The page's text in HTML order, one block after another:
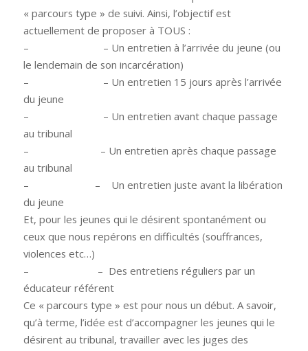
« parcours type » de suivi. Ainsi, l’objectif est
actuellement de proposer à TOUS :
– – Un entretien à l’arrivée du jeune (ou
le lendemain de son incarcération)
– – Un entretien 15 jours après l’arrivée
du jeune
– – Un entretien avant chaque passage
au tribunal
– – Un entretien après chaque passage
au tribunal
– – Un entretien juste avant la libération
du jeune
Et, pour les jeunes qui le désirent spontanément ou
ceux que nous repérons en difficultés (souffrances,
violences etc…)
– – Des entretiens réguliers par un
éducateur référent
Ce « parcours type » est pour nous un début. A savoir,
qu’à terme, l’idée est d’accompagner les jeunes qui le
désirent au tribunal, travailler avec les juges des